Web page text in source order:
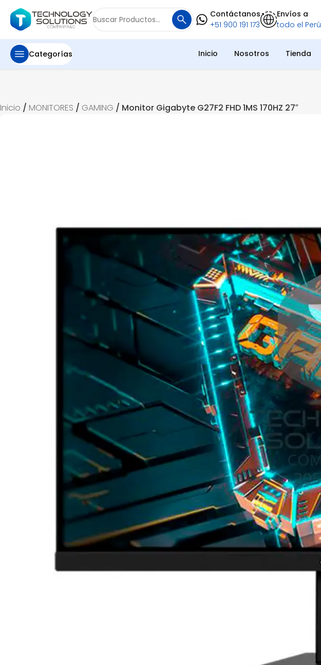
Buscar
por:
Contáctanos
+51 900 191 173
Envíos a
todo el Perú
Categorías Inicio Nosotros Tienda
Inicio / MONITORES / GAMING / Monitor Gigabyte G27F2 FHD 1MS 170HZ 27″